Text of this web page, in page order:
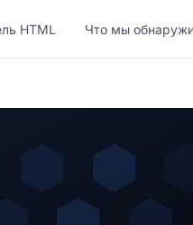
HTML Что мы